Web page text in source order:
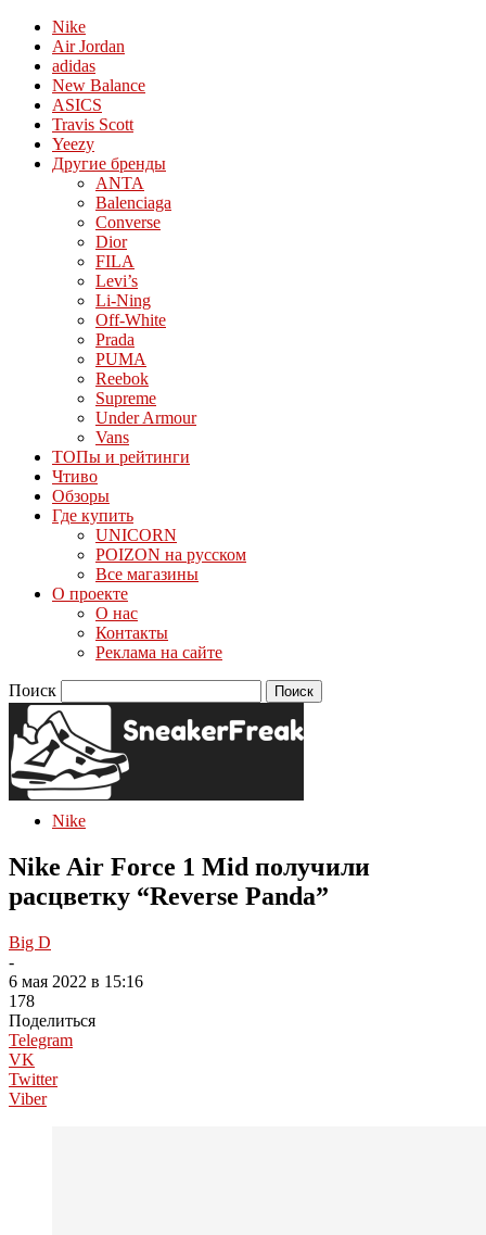
Nike
Air Jordan
adidas
New Balance
ASICS
Travis Scott
Yeezy
Другие бренды
ANTA
Balenciaga
Converse
Dior
FILA
Levi’s
Li-Ning
Off-White
Prada
PUMA
Reebok
Supreme
Under Armour
Vans
ТОПы и рейтинги
Чтиво
Обзоры
Где купить
UNICORN
POIZON на русском
Все магазины
О проекте
О нас
Контакты
Реклама на сайте
Поиск
Nike
Nike Air Force 1 Mid получили
расцветку “Reverse Panda”
Big D
-
6 мая 2022 в 15:16
178
Поделиться
Telegram
VK
Twitter
Viber